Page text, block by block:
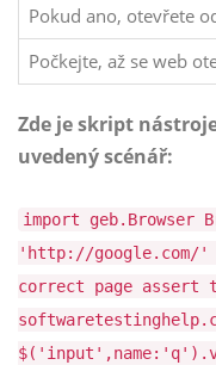
Pokud ano, otevřete
Počkejte, až se web
Zde je skript
uvedený scénář:
import geb.Browser
'http://
correct page